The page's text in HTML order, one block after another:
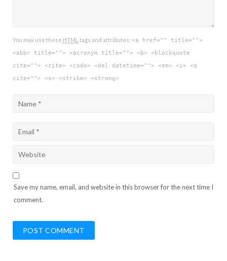
You may use these HTML tags and attributes: <a href="" title="">
<abbr title=""> <acronym title=""> <b> <blockquote
cite=""> <cite> <code> <del datetime=""> <em> <i> <q
cite=""> <s> <strike> <strong>
Save my name, email, and website in this browser for the next time I
comment.